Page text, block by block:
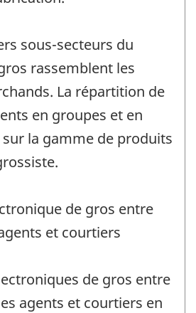
sous-secteurs du
rassemblent les
La répartition de
en groupes et en
sur la gamme de produits
de gros entre
et courtiers
de gros entre
agents et courtiers en